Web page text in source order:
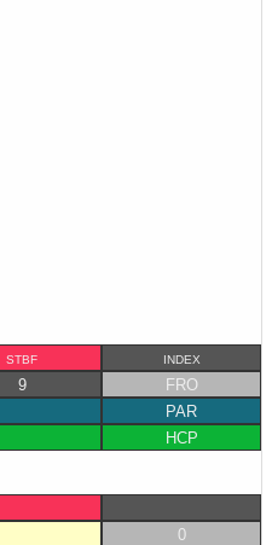
STBF INDEX
9
FRO
PAR
HCP
0